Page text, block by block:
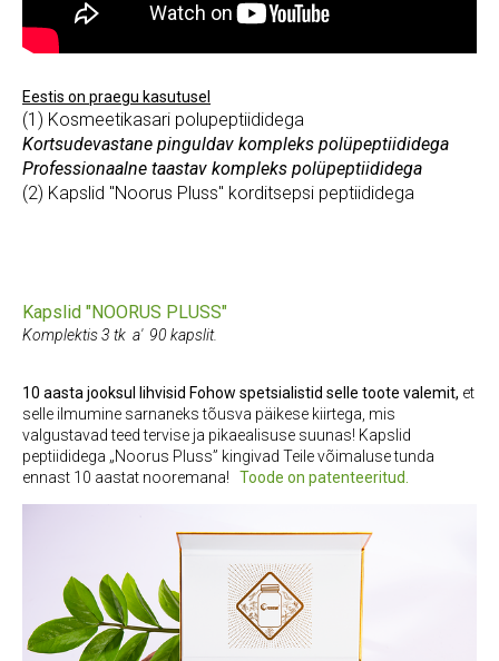
Eestis on praegu kasutusel
(1) Kosmeetikasari polupeptiididega
Kortsudevastane pinguldav kompleks polüpeptiididega
Professionaalne taastav kompleks polüpeptiididega
(2) Kapslid "Noorus Pluss" korditsepsi peptiididega
Kapslid "NOORUS PLUSS"
Komplektis 3 tk a' 90 kapslit.
10 aasta jooksul lihvisid Fohow spetsialistid selle toote valemit, et
selle ilmumine sarnaneks tõusva päikese kiirtega, mis
valgustavad teed tervise ja pikaealisuse suunas! Kapslid
peptiididega „Noorus Pluss” kingivad Teile võimaluse tunda
ennast 10 aastat nooremana!
Toode on patenteeritud.